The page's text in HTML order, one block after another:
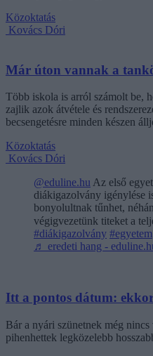
Közoktatás
Kovács Dóri
Már úton vannak a
Több iskola is arról számolt be,
zajlik azok átvétele és
becsengetésre minden készen
Közoktatás
Kovács Dóri
@eduline.hu Az első
diákigazolvány igénylése
bonyolultnak tűnhet,
végigvezetünk titeket a
#diákigazolvány #egyetem
♬ eredeti hang -
Itt a pontos dátum: ekkor
Bár a nyári szünetnek még
pihenhettek legközelebb